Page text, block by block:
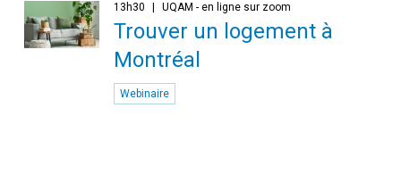
13h30 UQAM - en ligne sur zoom
Trouver un logement à
Montréal
Webinaire